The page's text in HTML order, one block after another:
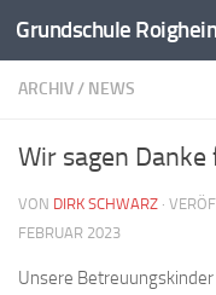
Zum Inhalt springen
Grundschule
ARCHIV/ NEWS
Wir sagen
VON DIRK SCHWARZ ·
FEBRUAR 2023
Unsere